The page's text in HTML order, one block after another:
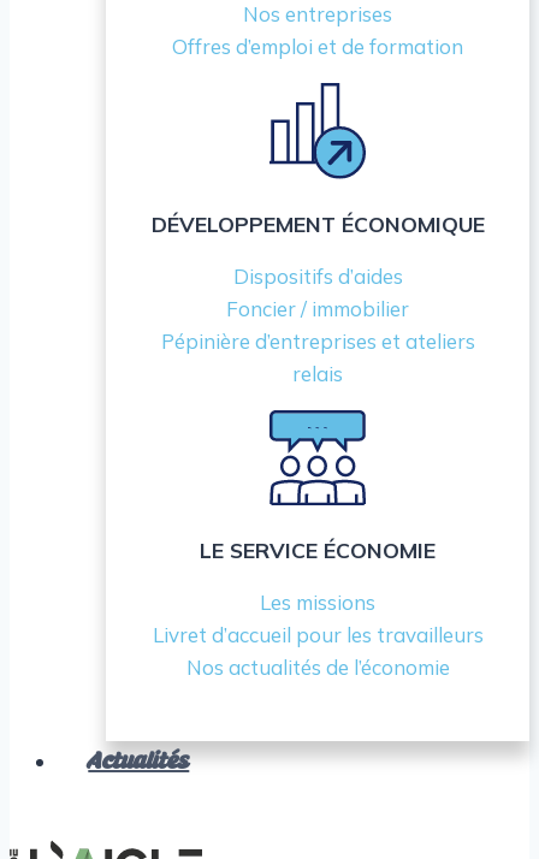
Nos entreprises
Offres d’emploi et de formation
DÉVELOPPEMENT ÉCONOMIQUE
Dispositifs d’aides
Foncier / immobilier
Pépinière d’entreprises et ateliers
relais
LE SERVICE ÉCONOMIE
Les missions
Livret d’accueil pour les travailleurs
Nos actualités de l’économie
Actualités